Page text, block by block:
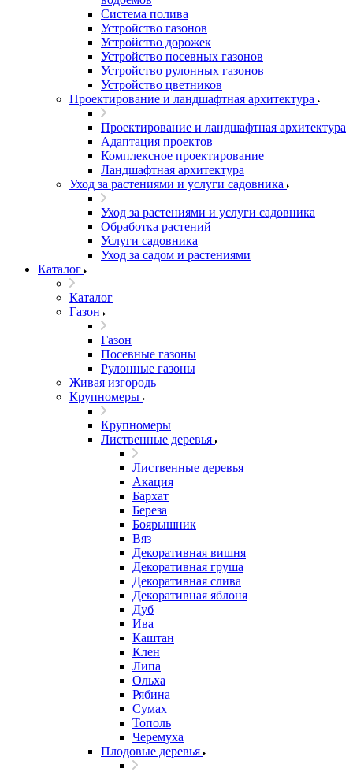
Система полива
Устройство газонов
Устройство дорожек
Устройство посевных газонов
Устройство рулонных газонов
Устройство цветников
Проектирование и ландшафтная архитектура
Проектирование и ландшафтная архитектура
Адаптация проектов
Комплексное проектирование
Ландшафтная архитектура
Уход за растениями и услуги садовника
Уход за растениями и услуги садовника
Обработка растений
Услуги садовника
Уход за садом и растениями
Каталог
Каталог
Газон
Газон
Посевные газоны
Рулонные газоны
Живая изгородь
Крупномеры
Крупномеры
Лиственные деревья
Лиственные деревья
Акация
Бархат
Береза
Боярышник
Вяз
Декоративная вишня
Декоративная груша
Декоративная слива
Декоративная яблоня
Дуб
Ива
Каштан
Клен
Липа
Ольха
Рябина
Сумах
Тополь
Черемуха
Плодовые деревья